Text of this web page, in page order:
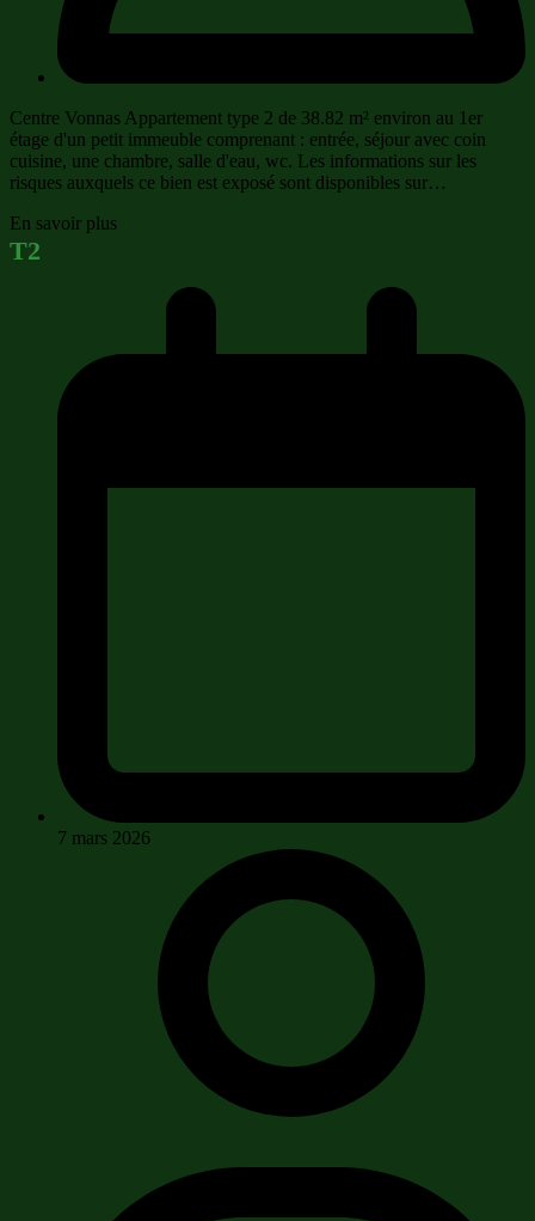
Centre Vonnas Appartement type 2 de 38.82 m² environ au 1er
étage d'un petit immeuble comprenant : entrée, séjour avec coin
cuisine, une chambre, salle d'eau, wc. Les informations sur les
risques auxquels ce bien est exposé sont disponibles sur…
En savoir plus
T2
7 mars 2026